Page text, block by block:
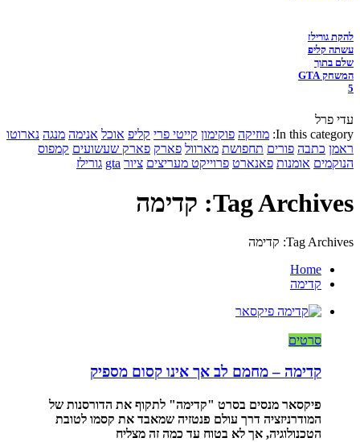
להקת גורילז
עשתה קליפ
שלם בתוך
המשחק GTA
5
עדי פרל
In this category: מוזיקה פוקימון קייטי פרי קליפ אוכל אנימה מנגה נארוטו
ראמן כתבה פורים תחפושת מארוול פארק פארק שעשועים קמפוס
הנוקמים אומנות פאנארט פרוייקט מעריצים ציור gta גורילז
Tag Archives: קדימה
Tag Archives: קדימה
Home
קדימה
סרטים
קדימה – מחמם לב אך אינו קסום מספיק
פיקסאר מנסים בסרט "קדימה" לתקוף את הדורסנות של
המודרניזציה דרך עולם פנטזיה שמאבד את קסמו לטובת
הטכנולוגיה, אך לא בטוח עד כמה זה מצליח